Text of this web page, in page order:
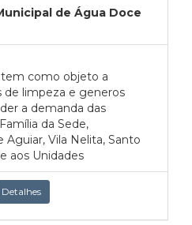
de Água Doce
tem como objeto a
de limpeza e generos
a demanda das
da Sede,
Aguiar, Vila Nelita, Santo
aos Unidades